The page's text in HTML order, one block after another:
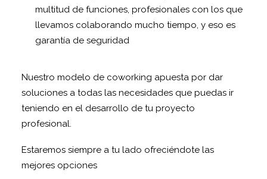
multitud de funciones, profesionales con los que
llevamos colaborando mucho tiempo, y eso es
garantía de seguridad
Nuestro modelo de coworking apuesta por dar
soluciones a todas las necesidades que puedas ir
teniendo en el desarrollo de tu proyecto
profesional.
Estaremos siempre a tu lado ofreciéndote las
mejores opciones